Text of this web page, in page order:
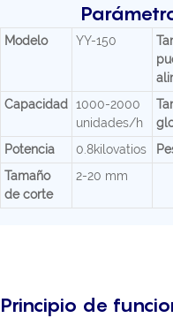
Modelo YY-150
Capacidad 1000-2000
unidades/h
Potencia 0.8kilovatios
Tamaño
de corte
2-20 mm
Principio de